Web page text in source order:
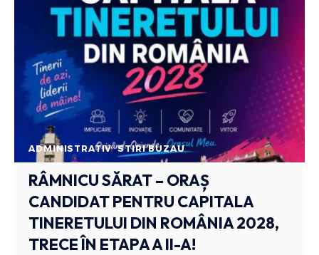
ADMINISTRATIV STIRI BUZAU
RÂMNICU SĂRAT – ORAȘ
CANDIDAT PENTRU CAPITALA
TINERETULUI DIN ROMÂNIA 2028,
TRECE ÎN ETAPA A II-A!